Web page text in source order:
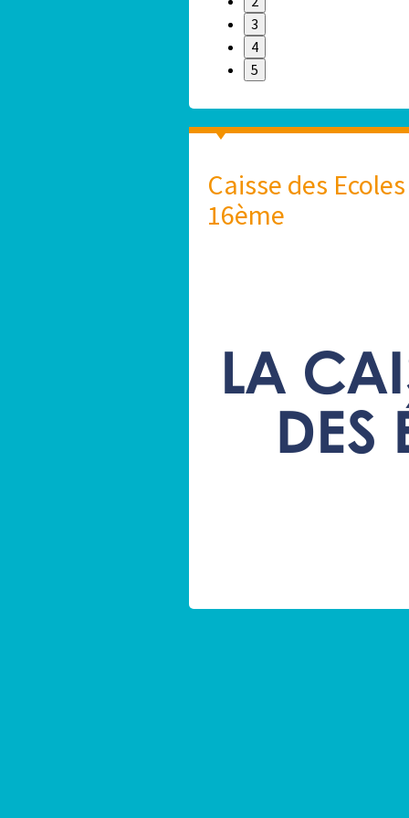
3
4
5
Caisse des
16ème